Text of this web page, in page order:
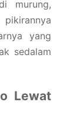
murung,
yang
sedalam
Lewat